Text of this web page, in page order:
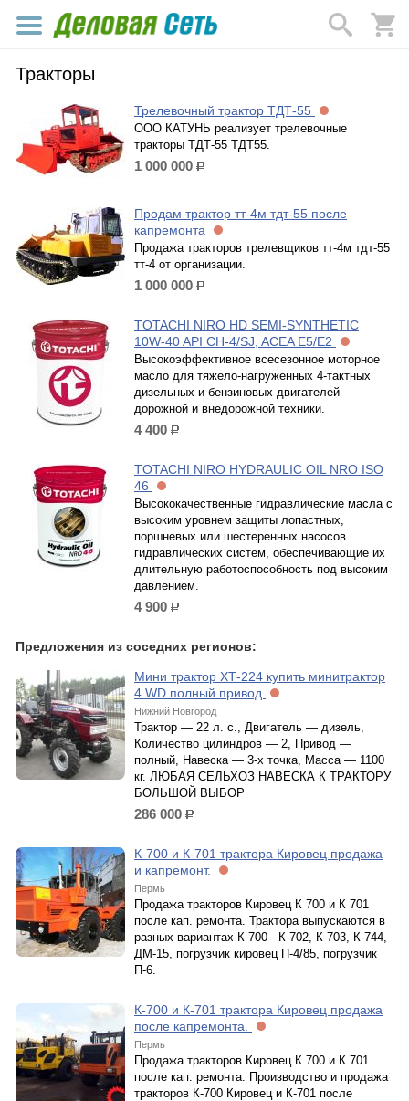
Тракторы
Трелевочный трактор ТДТ-55
ООО КАТУНЬ реализует трелевочные
тракторы ТДТ-55 ТДТ55.
1 000 000 р.
Продам трактор тт-4м тдт-55 после
капремонта
Продажа тракторов трелевщиков тт-4м тдт-55
тт-4 от организации.
1 000 000 р.
TOTACHI NIRO HD SEMI-SYNTHETIC
10W-40 API CH-4/SJ, ACEA E5/E2
Высокоэффективное всесезонное моторное
масло для тяжело-нагруженных 4-тактных
дизельных и бензиновых двигателей
дорожной и внедорожной техники.
4 400 р.
TOTACHI NIRO HYDRAULIC OIL NRO ISO
46
Высококачественные гидравлические масла с
высоким уровнем защиты лопастных,
поршневых или шестеренных насосов
гидравлических систем, обеспечивающие их
длительную работоспособность под высоким
давлением.
4 900 р.
Предложения из соседних регионов:
Мини трактор ХТ-224 купить минитрактор
4 WD полный привод
Нижний Новгород
Трактор — 22 л. с., Двигатель — дизель,
Количество цилиндров — 2, Привод —
полный, Навеска — 3-х точка, Масса — 1100
кг. ЛЮБАЯ СЕЛЬХОЗ НАВЕСКА К ТРАКТОРУ
БОЛЬШОЙ ВЫБОР
286 000 р.
К-700 и К-701 трактора Кировец продажа
и капремонт.
Пермь
Продажа тракторов Кировец К 700 и К 701
после кап. ремонта. Трактора выпускаются в
разных вариантах К-700 - К-702, К-703, К-744,
ДМ-15, погрузчик кировец П-4/85, погрузчик
П-6.
К-700 и К-701 трактора Кировец продажа
после капремонта.
Пермь
Продажа тракторов Кировец К 700 и К 701
после кап. ремонта. Производство и продажа
тракторов К-700 Кировец и К-701 после